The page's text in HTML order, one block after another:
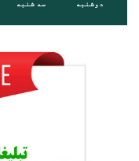
دوشنبه سه شنبه